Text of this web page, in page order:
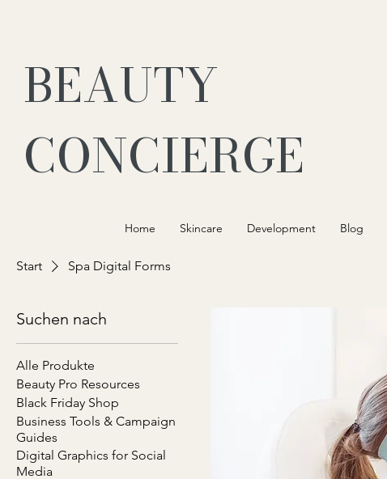
BEAUTY
CONCIERGE
Home Skincare Development Blog
Start Spa Digital Forms
Suchen nach
Alle Produkte
Beauty Pro Resources
Black Friday Shop
Business Tools & Campaign
Guides
Digital Graphics for Social
Media